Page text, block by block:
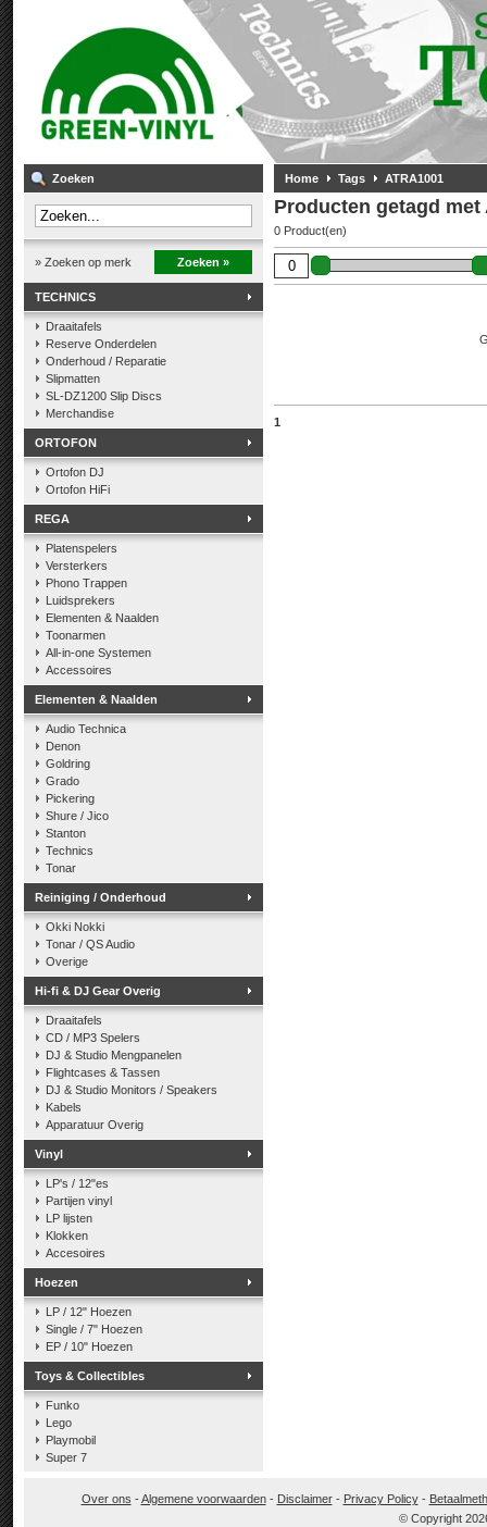
Zoeken
» Zoeken op merk Zoeken »
TECHNICS
Draaitafels
Reserve Onderdelen
Onderhoud / Reparatie
Slipmatten
SL-DZ1200 Slip Discs
Merchandise
ORTOFON
Ortofon DJ
Ortofon HiFi
REGA
Platenspelers
Versterkers
Phono Trappen
Luidsprekers
Elementen & Naalden
Toonarmen
All-in-one Systemen
Accessoires
Elementen & Naalden
Audio Technica
Denon
Goldring
Grado
Pickering
Shure / Jico
Stanton
Technics
Tonar
Reiniging / Onderhoud
Okki Nokki
Tonar / QS Audio
Overige
Hi-fi & DJ Gear Overig
Draaitafels
CD / MP3 Spelers
DJ & Studio Mengpanelen
Flightcases & Tassen
DJ & Studio Monitors / Speakers
Kabels
Apparatuur Overig
Vinyl
LP's / 12"es
Partijen vinyl
LP lijsten
Klokken
Accesoires
Hoezen
LP / 12" Hoezen
Single / 7" Hoezen
EP / 10" Hoezen
Toys & Collectibles
Funko
Lego
Playmobil
Super 7
Home Tags ATRA1001
Producten getagd met
0 Product(en)
1
Over ons -Algemene voorwaarden- Disclaimer- Privacy Policy-
© Copyright